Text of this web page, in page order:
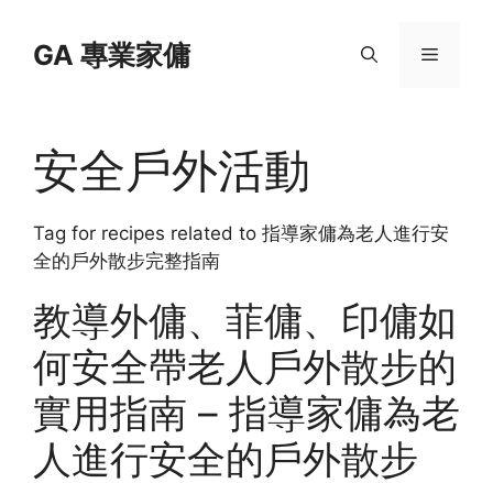
contentGA 專業家傭 Menu
安全戶外活動
Tag for recipes related to 指導家傭為老人進行安
全的戶外散步完整指南
教導外傭、菲傭、印傭如
何安全帶老人戶外散步的
實用指南 – 指導家傭為老
人進行安全的戶外散步